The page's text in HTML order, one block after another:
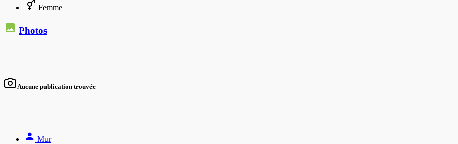
Femme
Photos
Aucune publication trouvée
Mur